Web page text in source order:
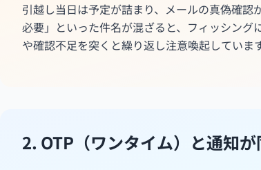
引越し当日は予定が詰まり、メールの真偽確
必要」といった件名が混ざると、フィッシング
や確認不足を突くと繰り返し注意喚起しています
2. OTP（ワンタイム）と通知